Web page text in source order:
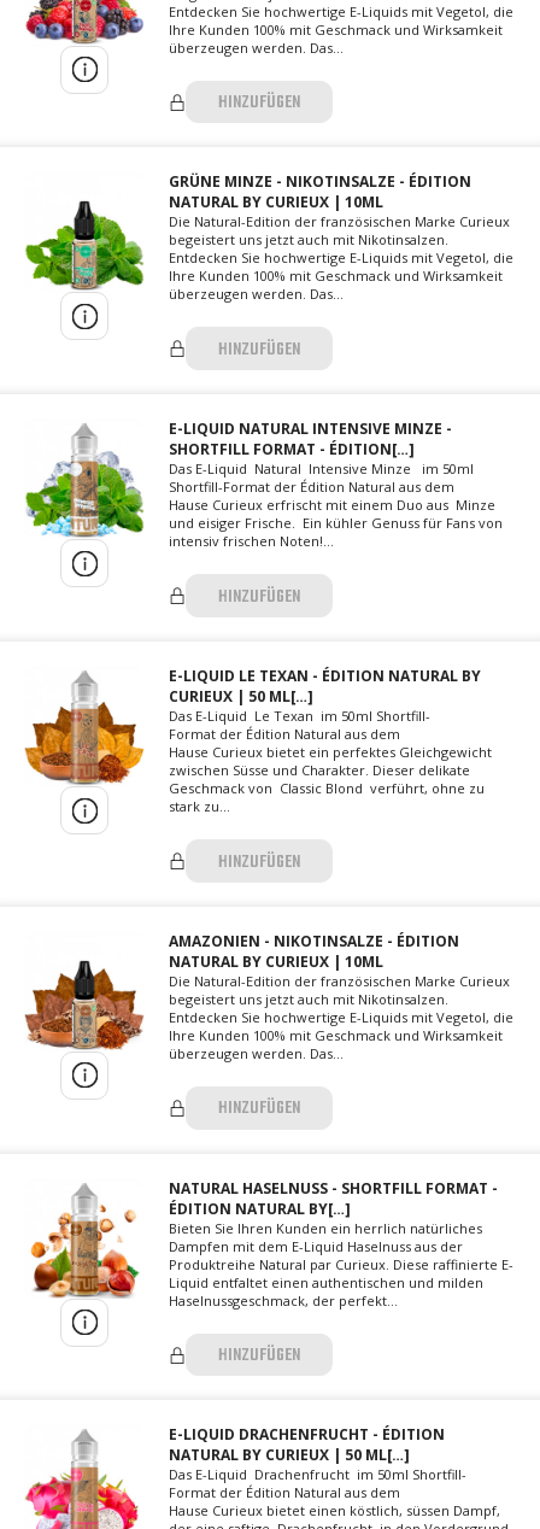
Entdecken Sie hochwertige E-Liquids mit Vegetol, die
Ihre Kunden 100% mit Geschmack und Wirksamkeit
überzeugen werden. Das...
HINZUFÜGEN
GRÜNE MINZE - NIKOTINSALZE - ÉDITION
NATURAL BY CURIEUX | 10ML
Die Natural-Edition der französischen Marke Curieux
begeistert uns jetzt auch mit Nikotinsalzen.
Entdecken Sie hochwertige E-Liquids mit Vegetol, die
Ihre Kunden 100% mit Geschmack und Wirksamkeit
überzeugen werden. Das...
HINZUFÜGEN
E-LIQUID NATURAL INTENSIVE MINZE -
SHORTFILL FORMAT - ÉDITION[…]
Das E-Liquid Natural Intensive Minze im 50ml
Shortfill-Format der Édition Natural aus dem
Hause Curieux erfrischt mit einem Duo aus Minze
und eisiger Frische. Ein kühler Genuss für Fans von
intensiv frischen Noten!...
HINZUFÜGEN
E-LIQUID LE TEXAN - ÉDITION NATURAL BY
CURIEUX | 50 ML[…]
Das E-Liquid Le Texan im 50ml Shortfill-
Format der Édition Natural aus dem
Hause Curieux bietet ein perfektes Gleichgewicht
zwischen Süsse und Charakter. Dieser delikate
Geschmack von Classic Blond verführt, ohne zu
stark zu...
HINZUFÜGEN
AMAZONIEN - NIKOTINSALZE - ÉDITION
NATURAL BY CURIEUX | 10ML
Die Natural-Edition der französischen Marke Curieux
begeistert uns jetzt auch mit Nikotinsalzen.
Entdecken Sie hochwertige E-Liquids mit Vegetol, die
Ihre Kunden 100% mit Geschmack und Wirksamkeit
überzeugen werden. Das...
HINZUFÜGEN
NATURAL HASELNUSS - SHORTFILL FORMAT -
ÉDITION NATURAL BY[…]
Bieten Sie Ihren Kunden ein herrlich natürliches
Dampfen mit dem E-Liquid Haselnuss aus der
Produktreihe Natural par Curieux. Diese raffinierte E-
Liquid entfaltet einen authentischen und milden
Haselnussgeschmack, der perfekt...
HINZUFÜGEN
E-LIQUID DRACHENFRUCHT - ÉDITION
NATURAL BY CURIEUX | 50 ML[…]
Das E-Liquid Drachenfrucht im 50ml Shortfill-
Format der Édition Natural aus dem
Hause Curieux bietet einen köstlich, süssen Dampf,